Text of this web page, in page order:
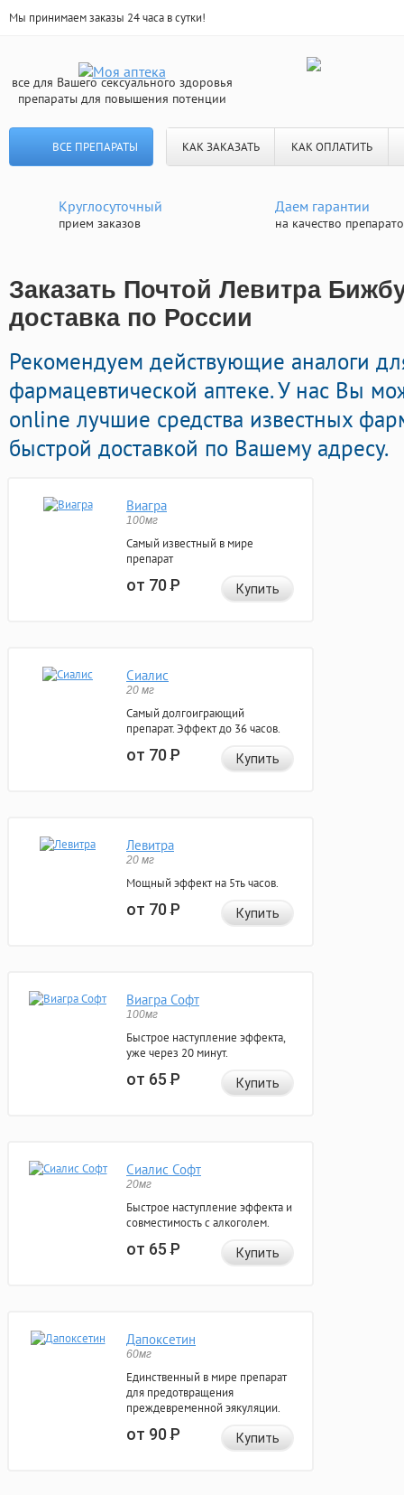
Мы принимаем заказы 24 часа в сутки!
все для Вашего сексуального здоровья
препараты для повышения потенции
ВСЕ ПРЕПАРАТЫ КАК ЗАКАЗАТЬ КАК ОПЛАТИТЬ
Круглосуточный
прием заказов
Даем гарантии
на качество
Заказать Почтой Левитра
доставка по России
Рекомендуем действующие аналоги
фармацевтической аптеке. У нас Вы
online лучшие средства известных
быстрой доставкой по Вашему адресу.
Виагра
100мг
Самый известный в мире
препарат
от 70Р Купить
Сиалис
20 мг
Самый долгоиграющий
препарат. Эффект до 36 часов.
от 70Р Купить
Левитра
20 мг
Мощный эффект на 5ть часов.
от 70Р Купить
Виагра Софт
100мг
Быстрое наступление эффекта,
уже через 20 минут.
от 65Р Купить
Сиалис Софт
20мг
Быстрое наступление эффекта и
совместимость с алкоголем.
от 65Р Купить
Дапоксетин
60мг
Единственный в мире препарат
для предотвращения
преждевременной эякуляции.
от 90Р Купить